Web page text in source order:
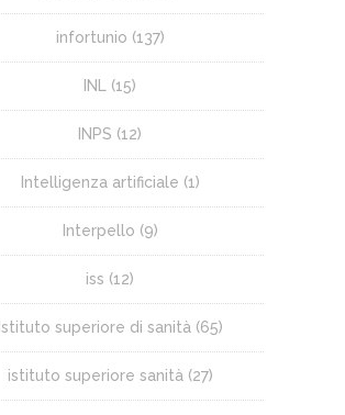
infortunio (137)
INL (15)
INPS (12)
Intelligenza artificiale (1)
Interpello (9)
iss (12)
Istituto superiore di sanità (65)
istituto superiore sanità (27)